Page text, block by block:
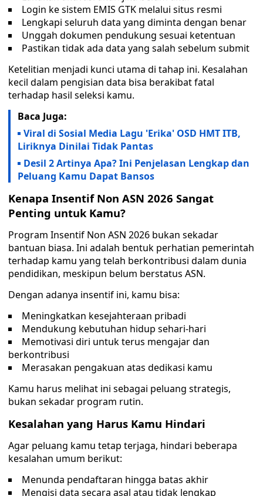
Login ke sistem EMIS GTK melalui situs resmi
Lengkapi seluruh data yang diminta dengan benar
Unggah dokumen pendukung sesuai ketentuan
Pastikan tidak ada data yang salah sebelum submit
Ketelitian menjadi kunci utama di tahap ini. Kesalahan
kecil dalam pengisian data bisa berakibat fatal
terhadap hasil seleksi kamu.
Baca Juga:
Viral di Sosial Media Lagu 'Erika' OSD HMT ITB,
Liriknya Dinilai Tidak Pantas
Desil 2 Artinya Apa? Ini Penjelasan Lengkap dan
Peluang Kamu Dapat Bansos
Kenapa Insentif Non ASN 2026 Sangat
Penting untuk Kamu?
Program Insentif Non ASN 2026 bukan sekadar
bantuan biasa. Ini adalah bentuk perhatian pemerintah
terhadap kamu yang telah berkontribusi dalam dunia
pendidikan, meskipun belum berstatus ASN.
Dengan adanya insentif ini, kamu bisa:
Meningkatkan kesejahteraan pribadi
Mendukung kebutuhan hidup sehari-hari
Memotivasi diri untuk terus mengajar dan
berkontribusi
Merasakan pengakuan atas dedikasi kamu
Kamu harus melihat ini sebagai peluang strategis,
bukan sekadar program rutin.
Kesalahan yang Harus Kamu Hindari
Agar peluang kamu tetap terjaga, hindari beberapa
kesalahan umum berikut:
Menunda pendaftaran hingga batas akhir
Mengisi data secara asal atau tidak lengkap